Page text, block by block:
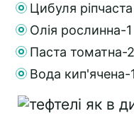
Цибуля
Олія рослинна-1
Паста томатна-
Вода кип'ячена-